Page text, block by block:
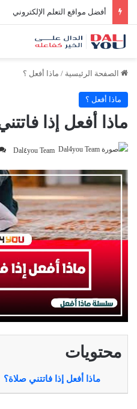
أفضل النصائح لإدارة الوقت بفعالية
الصفحة الرئيسية / ماذا أفعل ؟
ماذا أفعل ؟
ماذا أفعل إذا
Dal٤you Team
محتويات
ماذا أفعل إذا فاتتني صلاة؟